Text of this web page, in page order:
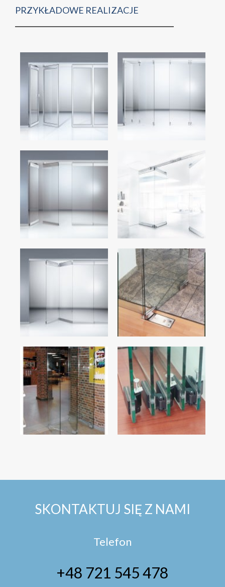
PRZYKŁADOWE REALIZACJE
SKONTAKTUJ SIĘ Z NAMI
Telefon
+48 721 545 478